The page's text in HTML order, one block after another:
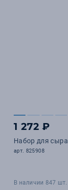
1 272 ₽
Набор для сыра
арт. 825908
В наличии 847 шт.